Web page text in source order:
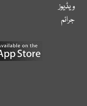
ویڈیوز
جرائم